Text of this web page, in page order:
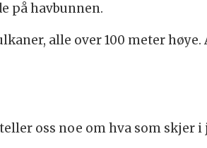
på havbunnen.
alle over 100 meter
oss noe om hva som skjer